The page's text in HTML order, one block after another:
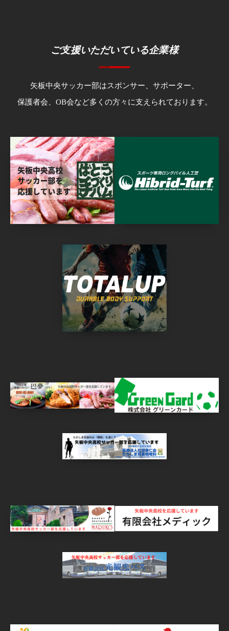
ご支援いただいている企業様
矢板中央サッカー部はスポンサー、サポーター、
保護者会、OB会など多くの方々に支えられております。